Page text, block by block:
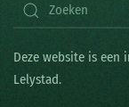
Deze website is een
Lelystad.